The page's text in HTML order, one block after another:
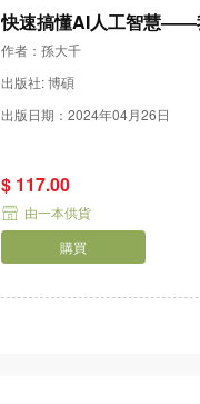
快速搞懂AI人工智慧——
作者：孫大千
出版社: 博碩
出版日期：2024年04月26日
$ 117.00
由一本供貨
購買